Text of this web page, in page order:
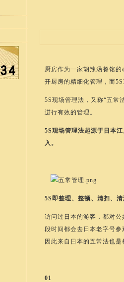
厨房作为一家胡辣汤餐馆
开厨房的精细化管理，而
5S现场管理法，又称“五常
进行有效的管理。
5S现场管理法起源于日本
入。
5S即整理、整顿、清扫、
访问过日本的游客，都对
段时间都会去日本老字号
因此来自日本的五常法也
01